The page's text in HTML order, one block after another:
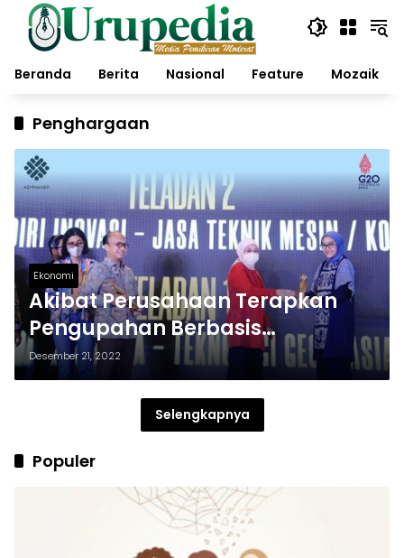
Langsung
konten
Beranda
Berita Nasional Feature Mozaik
Penghargaan
Ekonomi
Akibat Perusahaan Terapkan
Pengupahan Berbasis
Produktivitas, Begini Reaksi
Kemnaker
Desember 21, 2022
Selengkapnya
Populer